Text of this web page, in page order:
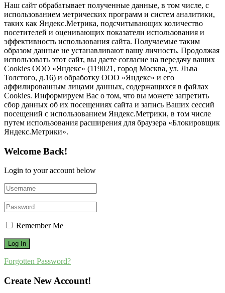
Наш сайт обрабатывает полученные данные, в том числе, с
использованием метрических программ и систем аналитики,
таких как Яндекс.Метрика, подсчитывающих количество
посетителей и оценивающих показатели использования и
эффективность использования сайта. Получаемые таким
образом данные не устанавливают вашу личность. Продолжая
использовать этот сайт, вы даете согласие на передачу ваших
Cookies ООО «Яндекс» (119021, город Москва, ул. Льва
Толстого, д.16) и обработку ООО «Яндекс» и его
аффилированным лицами данных, содержащихся в файлах
Cookies. Информируем Вас о том, что вы можете запретить
сбор данных об их посещениях сайта и запись Ваших сессий
посещений с использованием Яндекс.Метрики, в том числе
путем использования расширения для браузера «Блокировщик
Яндекс.Метрики».
Welcome Back!
Login to your account below
Remember Me
Forgotten Password?
Create New Account!